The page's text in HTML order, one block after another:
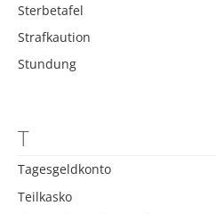
Sterbetafel
Strafkaution
Stundung
T
Tagesgeldkonto
Teilkasko